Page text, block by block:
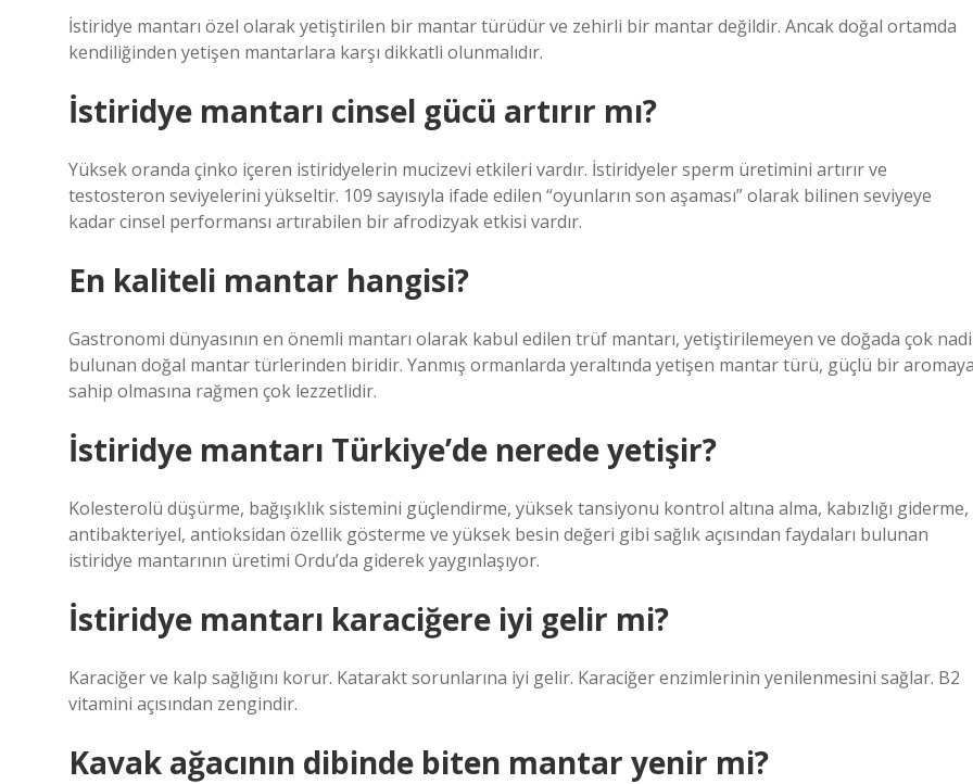
İstiridye mantarı özel olarak yetiştirilen bir mantar türüdür ve zehirli bir mantar değildir. Ancak doğal ortamda
kendiliğinden yetişen mantarlara karşı dikkatli olunmalıdır.
İstiridye mantarı cinsel gücü artırır mı?
Yüksek oranda çinko içeren istiridyelerin mucizevi etkileri vardır. İstiridyeler sperm üretimini artırır ve
testosteron seviyelerini yükseltir. 109 sayısıyla ifade edilen “oyunların son aşaması” olarak bilinen seviyeye
kadar cinsel performansı artırabilen bir afrodizyak etkisi vardır.
En kaliteli mantar hangisi?
Gastronomi dünyasının en önemli mantarı olarak kabul edilen trüf mantarı, yetiştirilemeyen ve doğada çok
bulunan doğal mantar türlerinden biridir. Yanmış ormanlarda yeraltında yetişen mantar türü, güçlü bir
sahip olmasına rağmen çok lezzetlidir.
İstiridye mantarı Türkiye’de nerede yetişir?
Kolesterolü düşürme, bağışıklık sistemini güçlendirme, yüksek tansiyonu kontrol altına alma, kabızlığı giderme,
antibakteriyel, antioksidan özellik gösterme ve yüksek besin değeri gibi sağlık açısından faydaları bulunan
istiridye mantarının üretimi Ordu’da giderek yaygınlaşıyor.
İstiridye mantarı karaciğere iyi gelir mi?
Karaciğer ve kalp sağlığını korur. Katarakt sorunlarına iyi gelir. Karaciğer enzimlerinin yenilenmesini sağlar. B2
vitamini açısından zengindir.
Kavak ağacının dibinde biten mantar yenir mi?